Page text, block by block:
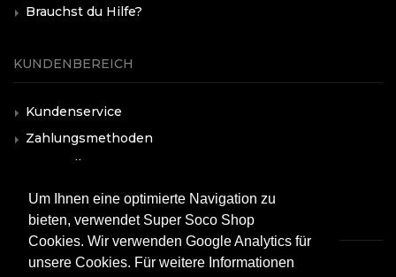
Um Ihnen eine optimierte Navigation zu
bieten, verwendet Super Soco Shop
Cookies. Wir verwenden Google Analytics für
unsere Cookies. Für weitere Informationen
Brauchst du Hilfe?
KUNDENBEREICH
Kundenservice
Zahlungsmethoden
Versandkosten
F.A.Q.